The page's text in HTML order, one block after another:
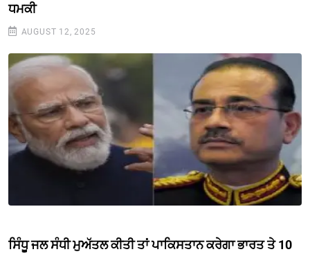
ਧਮਕੀ
AUGUST 12, 2025
ਸਿੰਧੂ ਜਲ ਸੰਧੀ ਮੁਅੱਤਲ ਕੀਤੀ ਤਾਂ ਪਾਕਿਸਤਾਨ ਕਰੇਗਾ ਭਾਰਤ ਤੇ 10